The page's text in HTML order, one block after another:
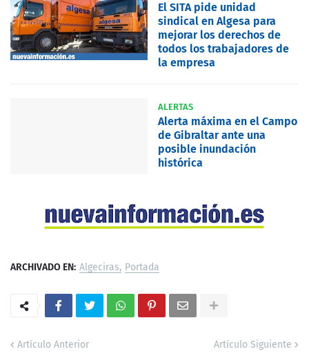
El SITA pide unidad
sindical en Algesa para
mejorar los derechos de
todos los trabajadores de
la empresa
ALERTAS
Alerta máxima en el Campo
de Gibraltar ante una
posible inundación
histórica
ARCHIVADO EN: Algeciras Portada
Artículo Anterior Artículo Siguiente